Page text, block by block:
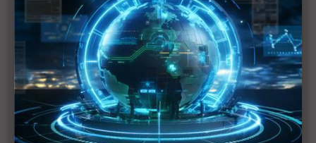
2026賽事助長面板出貨有限 折疊螢幕後勢可期
無人機2026年進入籌獲高峰期 台廠加速供應鏈分工
整合
AI泡沫？ 伺服器ODM一路看旺到2026年底
電子紙的狂歡「才剛開始」 元太、振曜齊聲歡呼